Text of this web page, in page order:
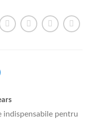
indispensabile pentru